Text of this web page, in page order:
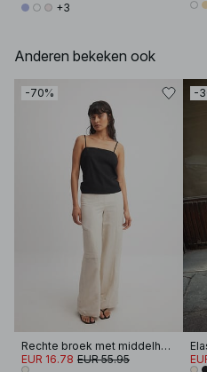
+3
Anderen bekeken ook
-70%
Rechte broek met middelhoge taille van linnenmix
EUR 16.78 EUR 55.95
-